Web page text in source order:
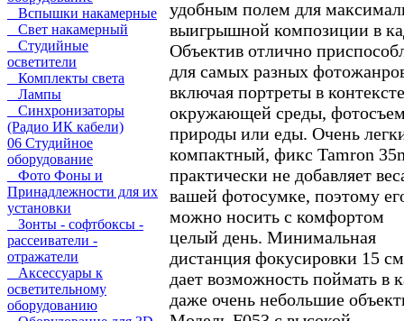
Вспышки накамерные
Свет накамерный
Студийные
осветители
Комплекты света
Лампы
Синхронизаторы
(Радио ИК кабели)
06 Студийное
оборудование
Фото Фоны и
Принадлежности для их
установки
Зонты - софтбоксы -
рассеиватели -
отражатели
Аксессуары к
осветительному
оборудованию
удобным полем для
выигрышной композиции в
Объектив отлично
для самых разных
включая портреты в контексте
окружающей среды,
природы или еды. Очень
компактный, фикс Tamron
практически не добавляет
вашей фотосумке, поэтому
можно носить с комфортом
целый день. Минимальная
дистанция фокусировки 15 см
дает возможность поймать в
даже очень небольшие